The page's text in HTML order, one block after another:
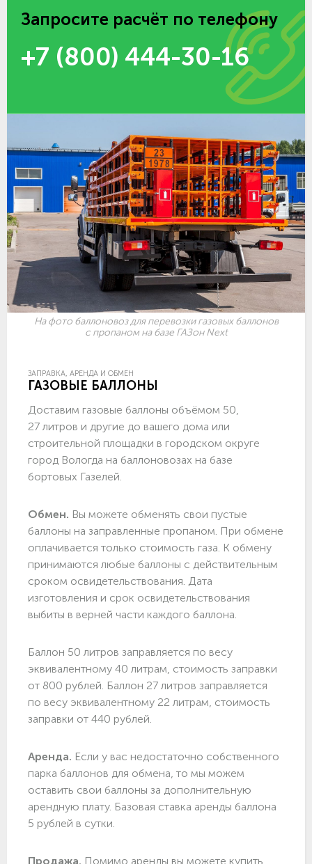
Запросите расчёт по телефону
+7 (800) 444-30-16
На фото баллоновоз для перевозки газовых баллонов
с пропаном на базе ГАЗон Next
ЗАПРАВКА, АРЕНДА И ОБМЕН
ГАЗОВЫЕ БАЛЛОНЫ
Доставим газовые баллоны объёмом 50,
27 литров и другие до вашего дома или
строительной площадки в городском округе
город Вологда на баллоновозах на базе
бортовых Газелей.
Обмен. Вы можете обменять свои пустые
баллоны на заправленные пропаном. При обмене
оплачивается только стоимость газа. К обмену
принимаются любые баллоны с действительным
сроком освидетельствования. Дата
изготовления и срок освидетельствования
выбиты в верней части каждого баллона.
Баллон 50 литров заправляется по весу
эквивалентному 40 литрам, стоимость заправки
от 800 рублей. Баллон 27 литров заправляется
по весу эквивалентному 22 литрам, стоимость
заправки от 440 рублей.
Аренда. Если у вас недостаточно собственного
парка баллонов для обмена, то мы можем
оставить свои баллоны за дополнительную
арендную плату. Базовая ставка аренды баллона
5 рублей в сутки.
Продажа. Помимо аренды вы можете купить